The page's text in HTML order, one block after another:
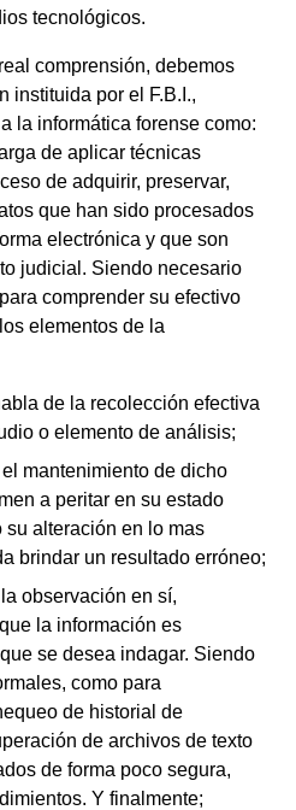
tecnológicos.
comprensión, debemos
instituida por el F.B.I.,
la informática forense como:
de aplicar técnicas
de adquirir, preservar,
que han sido procesados
electrónica y que son
judicial. Siendo necesario
comprender su efectivo
elementos de la
de la recolección efectiva
o elemento de análisis;
mantenimiento de dicho
a peritar en su estado
alteración en lo mas
brindar un resultado erróneo;
observación en sí,
la información es
se desea indagar. Siendo
como para
de historial de
de archivos de texto
de forma poco segura,
Y finalmente;